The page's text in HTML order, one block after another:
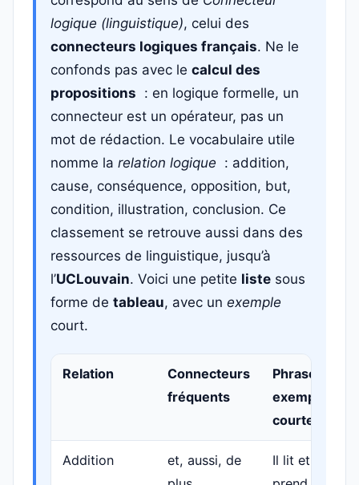
logique (linguistique), celui des
connecteurs logiques français. Ne le
confonds pas avec le calcul des
propositions : en logique formelle, un
connecteur est un opérateur, pas un
mot de rédaction. Le vocabulaire utile
nomme la relation logique : addition,
cause, conséquence, opposition, but,
condition, illustration, conclusion. Ce
classement se retrouve aussi dans des
ressources de linguistique, jusqu’à
l’UCLouvain. Voici une petite liste sous
forme de tableau, avec un exemple
court.
Relation
Connecteurs
fréquents
Phrase-
exemple
courte
Addition
et, aussi, de
Il lit et il